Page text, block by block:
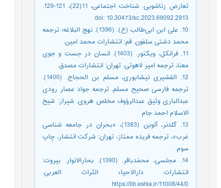
تعارض زناشویی. شناخت اجتماعی، 11(22)، 121-129.
doi: 10.30473/sc.2023.69092.2913
10. علی ابن ابی‌طالب (ع). (1396). نهج البلاغه؛ ترجمه
محمد دشتی سلفون. قم: انتشارات محمد امین.
11. فرانکل، ویکتور. (1403). انسان در جست و جوی
معنا، ترجمه امیر لاهوتی. تهران: انتشارات مصدق.
12. القشیری نیشابوری، مسلم بن الحجاج. (1400).
ترجمه فارسی صحیح مسلم. ترجمه جواد عصار رودی
عبدالباری وثیق عبدالرؤوف مخلص هروی. شیراز: شیخ
الاسلام احمد جام
13. گلدنر، آلوین (1383)، «بحران در جامعه شناسی
غرب»، ترجمه فریده ممتاز، تهران: شرکت انتشار، چاپ
سوم.
14. مجلسی، محمّدباقر. (1390). بحارالانوار. بیروت:
انتشارات دارالاحیاء التّراث العربی.
https://lib.eshia.ir/11008/44/0